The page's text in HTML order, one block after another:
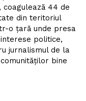
coagulează 44 de
din teritoriul
o țară unde presa
politice,
jurnalismul de la
bine